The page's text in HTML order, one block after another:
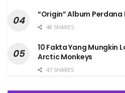
“Origin” Album Perdana
48 SHARES
10 Fakta Yang Mungkin
Arctic Monkeys
47 SHARES